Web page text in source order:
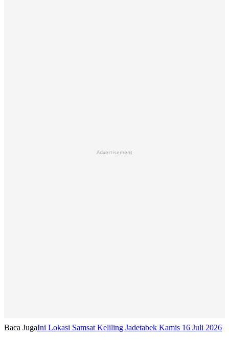
Advertisement
Baca JugaIni Lokasi Samsat Keliling Jadetabek Kamis 16 Juli 2026